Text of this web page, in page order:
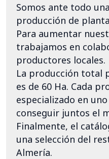
Somos ante todo
producción de
Para aumentar
trabajamos en
productores locales.
La producción total
es de 60 Ha. Cada
especializado en
conseguir juntos el
Finalmente, el
una selección del
Almería.